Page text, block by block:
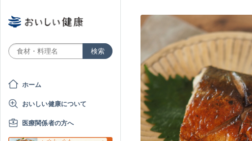
ホーム
おいしい健康について
医療関係者の方へ